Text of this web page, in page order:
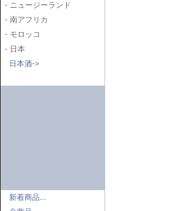
- ニュージーランド
- 南アフリカ
- モロッコ
- 日本
日本酒->
新着商品...